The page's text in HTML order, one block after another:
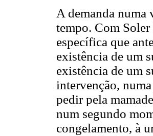
A demanda
tempo. Com
específica que
existência de um
existência de um
intervenção,
pedir pela
num segundo
congelamento, à